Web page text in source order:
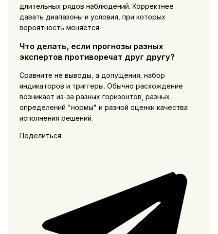
длительных рядов наблюдений. Корректнее
давать диапазоны и условия, при которых
вероятность меняется.
Что делать, если прогнозы разных
экспертов противоречат друг другу?
Сравните не выводы, а допущения, набор
индикаторов и триггеры. Обычно расхождение
возникает из-за разных горизонтов, разных
определений "нормы" и разной оценки качества
исполнения решений.
Поделиться